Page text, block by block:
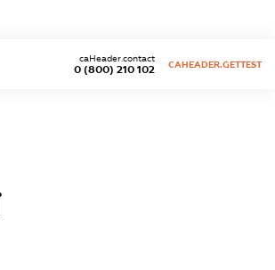
0 (800) 210 102
caHeader.contact
CAHEADER.GETTEST